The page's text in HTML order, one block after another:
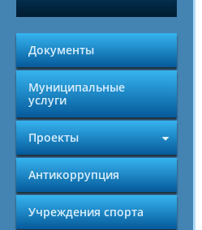
Документы
Муниципальные
услуги
Проекты
Антикоррупция
Учреждения спорта